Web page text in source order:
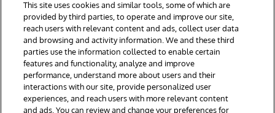
Ez a weboldal gépi fordítást használ. Bármilyen fordítási konfliktus
esetén az oldal angol nyelvű változata élvez elsőbbséget.
© 1996-2026 InterSystems Corporation, Boston, MA. Minden jog
fenntartva.
Értesítések/Feltételek és feltételek
Adatvédelmi nyilatkozat
This site uses cookies and similar tools, some of which are
provided by third parties, to operate and improve our site,
reach users with relevant content and ads, collect user data
and browsing and activity information. We and these third
parties use the information collected to enable certain
features and functionality, analyze and improve
performance, understand more about users and their
interactions with our site, provide personalized user
experiences, and reach users with more relevant content
and ads. You can review and change your preferences for